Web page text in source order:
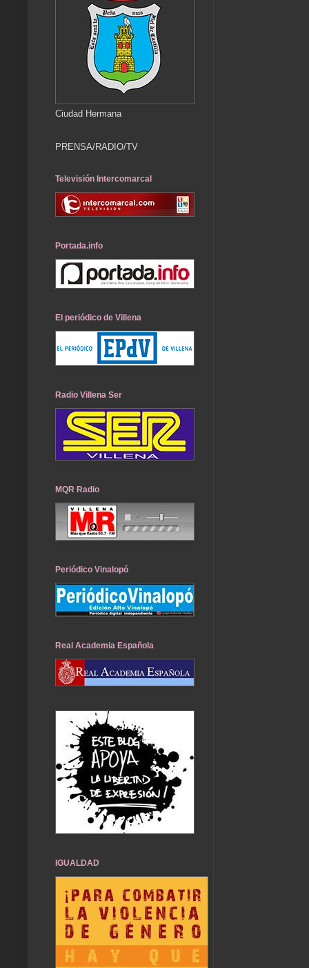
Ciudad Hermana
PRENSA/RADIO/TV
Televisión Intercomarcal
Portada.info
El periódico de Villena
Radio Villena Ser
MQR Radio
Periódico Vinalopó
Real Academia Española
IGUALDAD